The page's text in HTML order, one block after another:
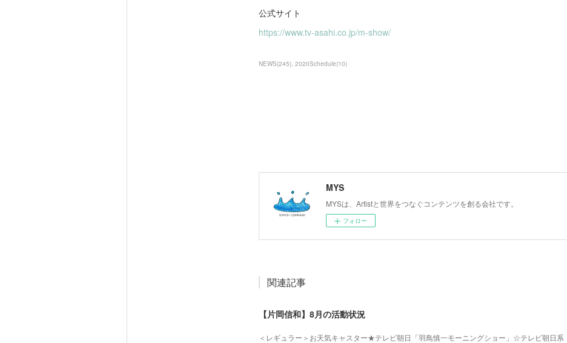
公式サイト
https://www.tv-asahi.co.jp/m-show/
NEWS(245) 2020Schedule(10)
MYS
MYSは、Artistと世界をつなぐコンテンツを創る会社です。
フォロー
関連記事
【片岡信和】8月の活動状況
＜レギュラー＞お天気キャスター★テレビ朝日「羽鳥慎一モーニングショー」☆テレビ朝日系